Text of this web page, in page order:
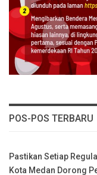
POS-POS TERBARU
Pastikan Setiap
Kota Medan Dorong